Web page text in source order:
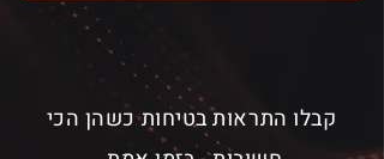
קבלו התראות בטיחות כשהן הכי